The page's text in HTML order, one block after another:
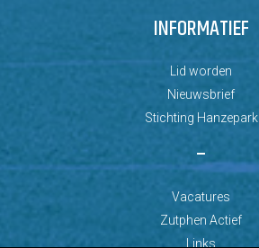
INFORMATIEF
Lid worden
Nieuwsbrief
Stichting Hanzepark
–
Vacatures
Zutphen Actief
Links